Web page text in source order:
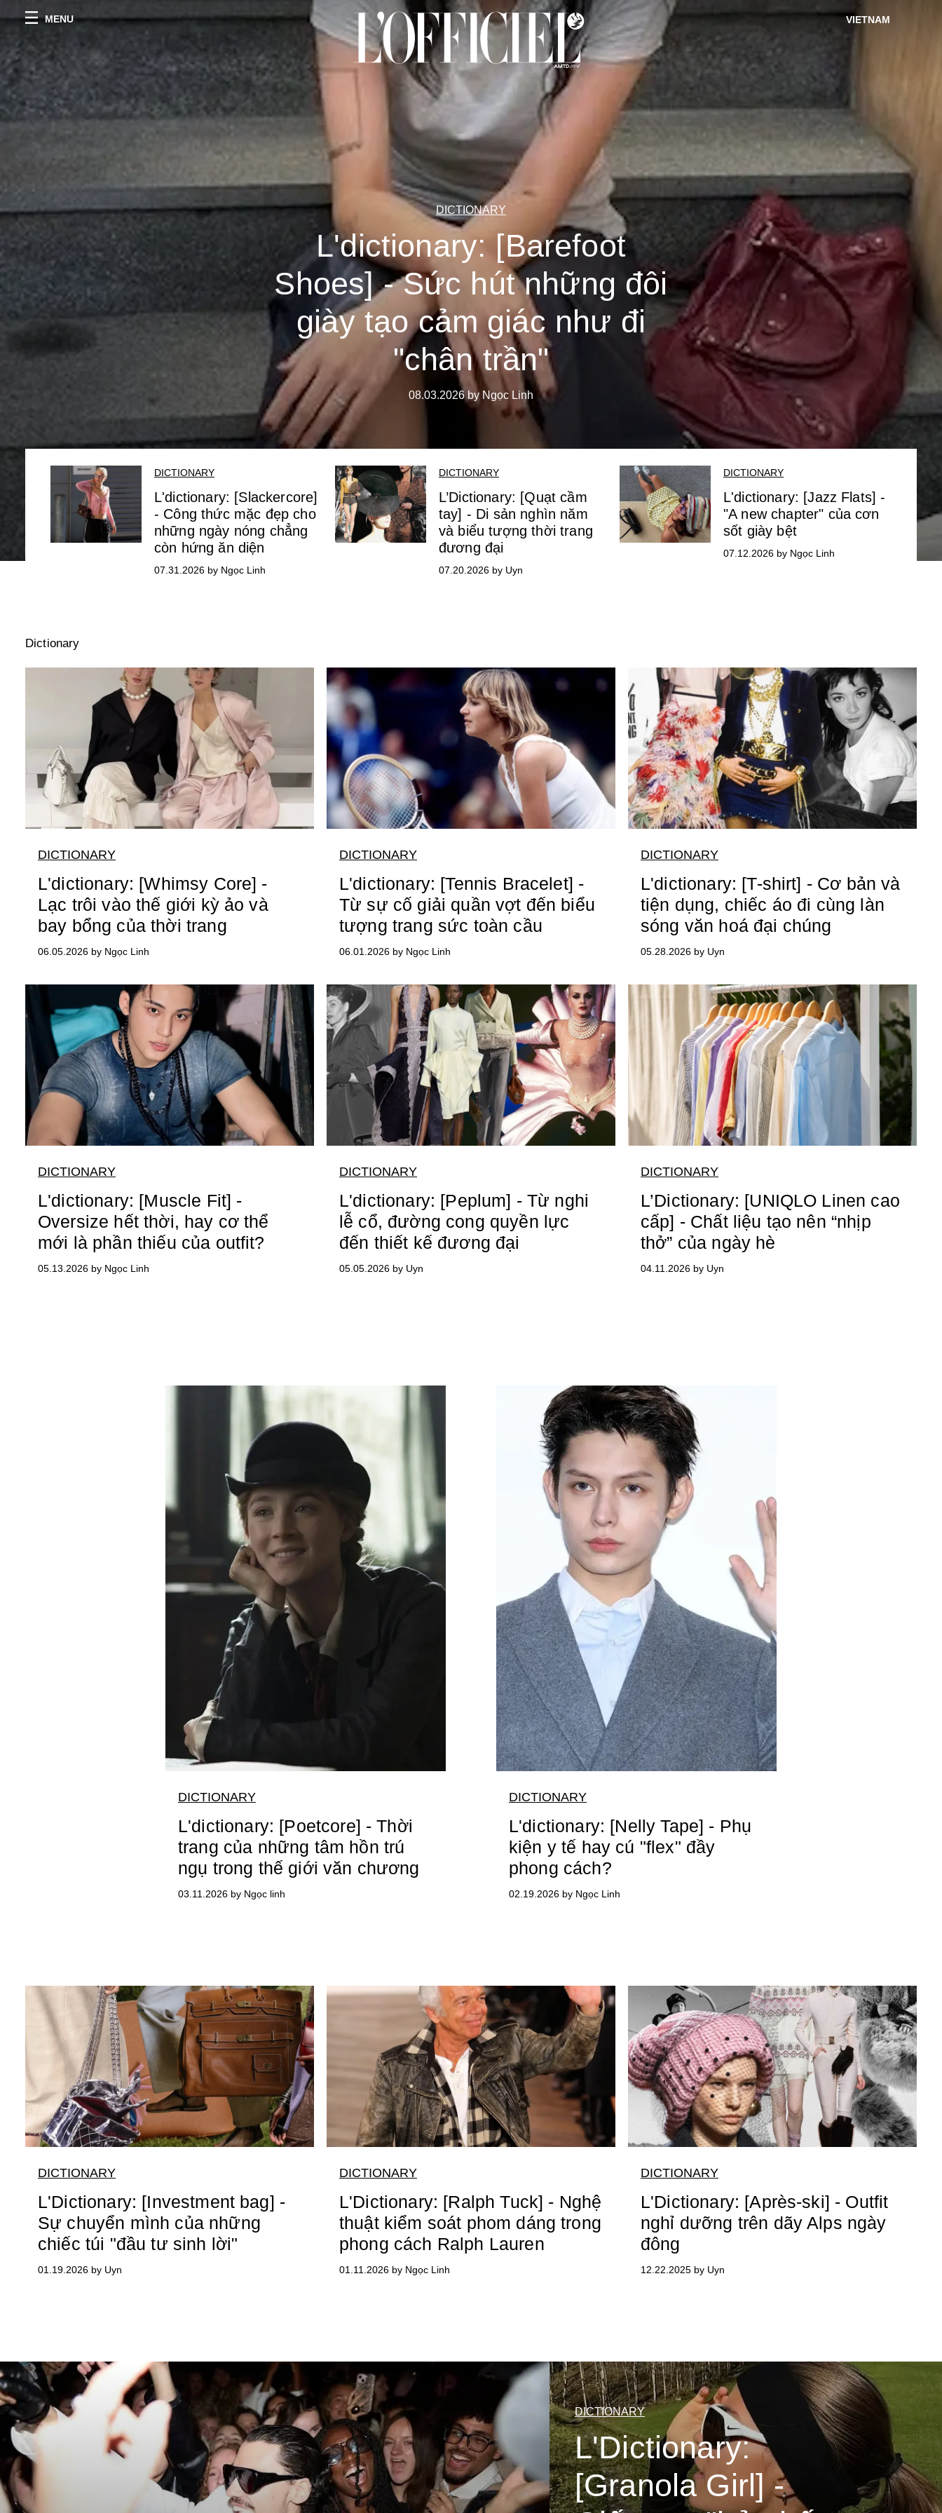
MENU VIETNAM
DICTIONARY
L'dictionary: [Barefoot
Shoes] - Sức hút những đôi
giày tạo cảm giác như đi
"chân trần"
08.03.2026 by Ngọc Linh
DICTIONARY
L'dictionary: [Slackercore]
- Công thức mặc đẹp cho
những ngày nóng chẳng
còn hứng ăn diện
07.31.2026 by Ngọc Linh
DICTIONARY
L’Dictionary: [Quạt cầm
tay] - Di sản nghìn năm
và biểu tượng thời trang
đương đại
07.20.2026 by Uyn
DICTIONARY
L'dictionary: [Jazz Flats] -
"A new chapter" của cơn
sốt giày bệt
07.12.2026 by Ngọc Linh
Dictionary
DICTIONARY
L'dictionary: [Whimsy Core] -
Lạc trôi vào thế giới kỳ ảo và
bay bổng của thời trang
06.05.2026 by Ngọc Linh
DICTIONARY
L'dictionary: [Tennis Bracelet] -
Từ sự cố giải quần vợt đến biểu
tượng trang sức toàn cầu
06.01.2026 by Ngọc Linh
DICTIONARY
L'dictionary: [T-shirt] - Cơ bản và
tiện dụng, chiếc áo đi cùng làn
sóng văn hoá đại chúng
05.28.2026 by Uyn
DICTIONARY
L'dictionary: [Muscle Fit] -
Oversize hết thời, hay cơ thể
mới là phần thiếu của outfit?
05.13.2026 by Ngọc Linh
DICTIONARY
L'dictionary: [Peplum] - Từ nghi
lễ cổ, đường cong quyền lực
đến thiết kế đương đại
05.05.2026 by Uyn
DICTIONARY
L’Dictionary: [UNIQLO Linen cao
cấp] - Chất liệu tạo nên “nhịp
thở” của ngày hè
04.11.2026 by Uyn
DICTIONARY
L'dictionary: [Poetcore] - Thời
trang của những tâm hồn trú
ngụ trong thế giới văn chương
03.11.2026 by Ngọc linh
DICTIONARY
L'dictionary: [Nelly Tape] - Phụ
kiện y tế hay cú "flex" đầy
phong cách?
02.19.2026 by Ngọc Linh
DICTIONARY
L'Dictionary: [Investment bag] -
Sự chuyển mình của những
chiếc túi "đầu tư sinh lời"
01.19.2026 by Uyn
DICTIONARY
L'Dictionary: [Ralph Tuck] - Nghệ
thuật kiểm soát phom dáng trong
phong cách Ralph Lauren
01.11.2026 by Ngọc Linh
DICTIONARY
L'Dictionary: [Après-ski] - Outfit
nghỉ dưỡng trên dãy Alps ngày
đông
12.22.2025 by Uyn
DICTIONARY
L'Dictionary:
[Granola Girl] -